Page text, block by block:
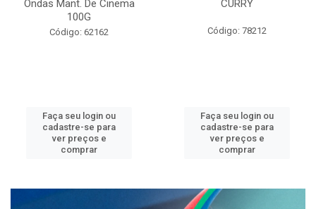
Ondas Mant. De Cinema
100G
Código: 62162
Faça seu login ou
cadastre-se para
ver preços e
comprar
CURRY
Código: 78212
Faça seu login ou
cadastre-se para
ver preços e
comprar